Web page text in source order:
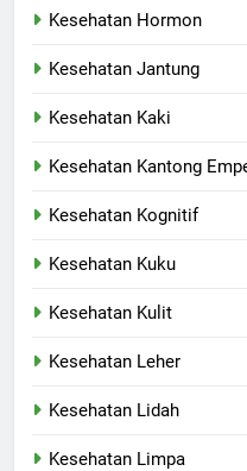
Kesehatan Hormon
Kesehatan Jantung
Kesehatan Kaki
Kesehatan Kantong
Kesehatan Kognitif
Kesehatan Kuku
Kesehatan Kulit
Kesehatan Leher
Kesehatan Lidah
Kesehatan Limpa